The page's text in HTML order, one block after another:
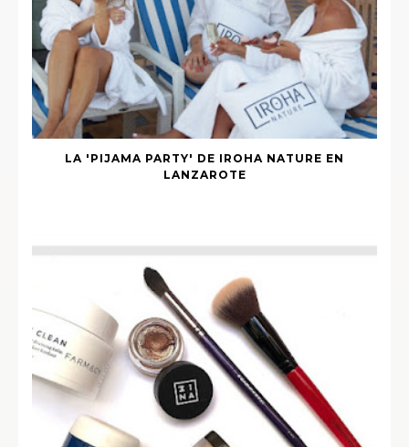
LA 'PIJAMA PARTY' DE IROHA NATURE EN
LANZAROTE